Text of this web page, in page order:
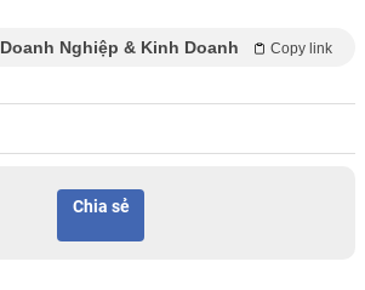
Doanh Nghiệp & Kinh Doanh Copy link
Chia sẻ